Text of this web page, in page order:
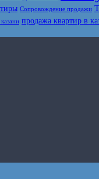
Сопровождение продажи
продажа квартир в